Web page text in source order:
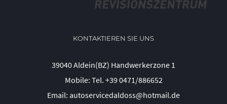
KONTAKTIEREN SIE UNS
39040 Aldein(BZ) Handwerkerzone 1
Mobile: Tel. +39 0471/886652
Email: autoservicedaldoss@hotmail.de